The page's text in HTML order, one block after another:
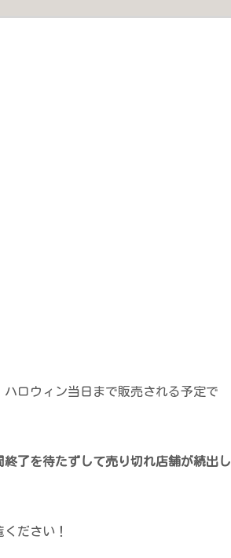
ロウィン当日まで販売される予定で
終了を待たずして売り切れ店舗が続出し
ださい！